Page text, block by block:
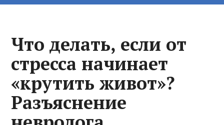
Что делать, если от
стресса начинает
«крутить живот»?
Разъяснение